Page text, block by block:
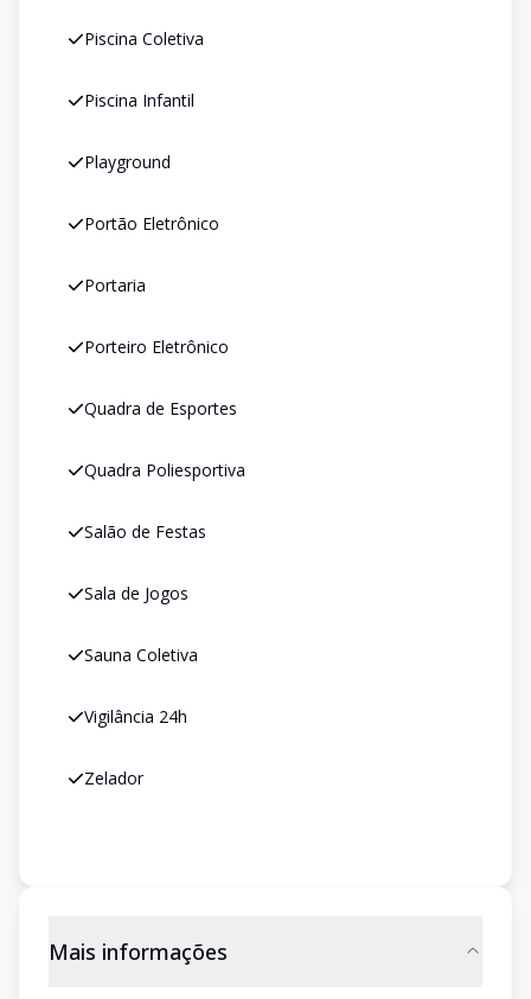
Piscina Coletiva
Piscina Infantil
Playground
Portão Eletrônico
Portaria
Porteiro Eletrônico
Quadra de Esportes
Quadra Poliesportiva
Salão de Festas
Sala de Jogos
Sauna Coletiva
Vigilância 24h
Zelador
Mais informações